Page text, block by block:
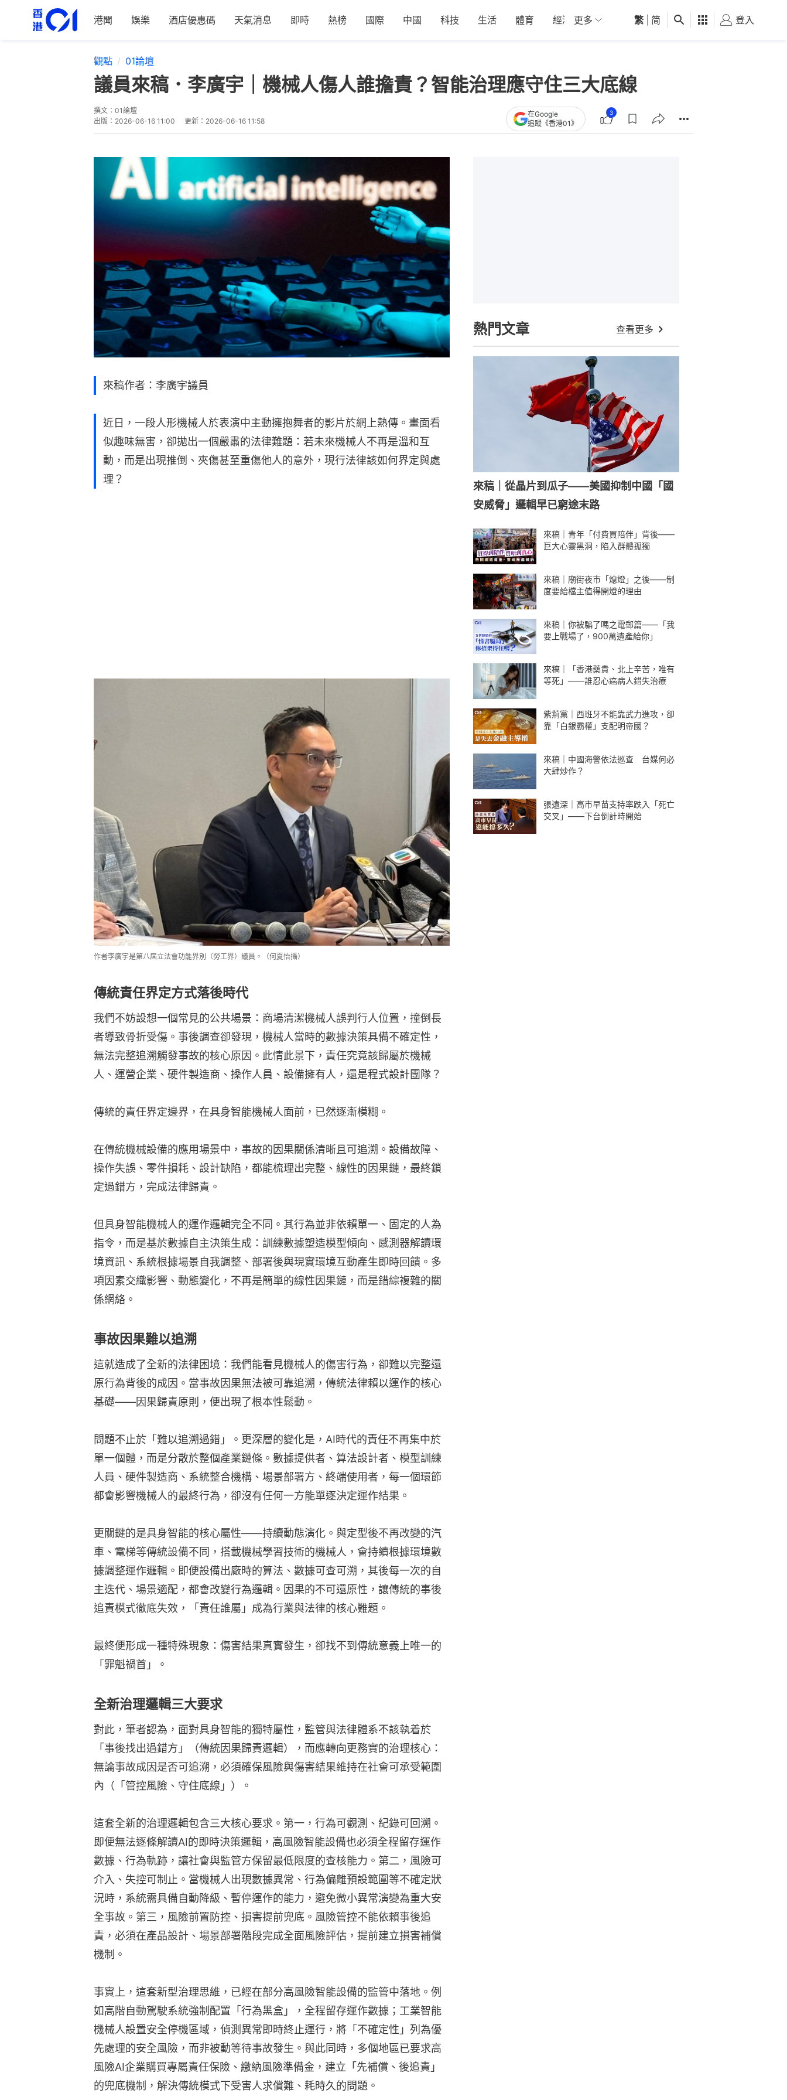
港聞 娛樂 酒店優惠碼 天氣消息 即時 熱榜 國際 中國 科技 生活 體育 經濟 01深圳 觀點 健康 好食玩飛
更多 繁 简 登入
觀點 01論壇
議員來稿．李廣宇｜機械人傷人誰擔責？智能治理應守住三大底線
撰文： 01論壇
出版： 2026-06-16 11:00 更新： 2026-06-16 11:58
在Google
追蹤《香港01》
3
來稿作者：李廣宇議員
近日，一段人形機械人於表演中主動擁抱舞者的影片於網上熱傳。畫面看
似趣味無害，卻拋出一個嚴肅的法律難題：若未來機械人不再是溫和互
動，而是出現推倒、夾傷甚至重傷他人的意外，現行法律該如何界定與處
理？
作者李廣宇是第八屆立法會功能界別（勞工界）議員。（何夏怡攝）
傳統責任界定方式落後時代
我們不妨設想一個常見的公共場景：商場清潔機械人誤判行人位置，撞倒長
者導致骨折受傷。事後調查卻發現，機械人當時的數據決策具備不確定性，
無法完整追溯觸發事故的核心原因。此情此景下，責任究竟該歸屬於機械
人、運營企業、硬件製造商、操作人員、設備擁有人，還是程式設計團隊？
傳統的責任界定邊界，在具身智能機械人面前，已然逐漸模糊。
在傳統機械設備的應用場景中，事故的因果關係清晰且可追溯。設備故障、
操作失誤、零件損耗、設計缺陷，都能梳理出完整、線性的因果鏈，最終鎖
定過錯方，完成法律歸責。
但具身智能機械人的運作邏輯完全不同。其行為並非依賴單一、固定的人為
指令，而是基於數據自主決策生成：訓練數據塑造模型傾向、感測器解讀環
境資訊、系統根據場景自我調整、部署後與現實環境互動產生即時回饋。多
項因素交織影響、動態變化，不再是簡單的線性因果鏈，而是錯綜複雜的關
係網絡。
事故因果難以追溯
這就造成了全新的法律困境：我們能看見機械人的傷害行為，卻難以完整還
原行為背後的成因。當事故因果無法被可靠追溯，傳統法律賴以運作的核心
基礎——因果歸責原則，便出現了根本性鬆動。
問題不止於「難以追溯過錯」。更深層的變化是，AI時代的責任不再集中於
單一個體，而是分散於整個產業鏈條。數據提供者、算法設計者、模型訓練
人員、硬件製造商、系統整合機構、場景部署方、終端使用者，每一個環節
都會影響機械人的最終行為，卻沒有任何一方能單逐決定運作結果。
更關鍵的是具身智能的核心屬性——持續動態演化。與定型後不再改變的汽
車、電梯等傳統設備不同，搭載機械學習技術的機械人，會持續根據環境數
據調整運作邏輯。即便設備出廠時的算法、數據可查可溯，其後每一次的自
主迭代、場景適配，都會改變行為邏輯。因果的不可還原性，讓傳統的事後
追責模式徹底失效，「責任誰屬」成為行業與法律的核心難題。
最終便形成一種特殊現象：傷害結果真實發生，卻找不到傳統意義上唯一的
「罪魁禍首」。
全新治理邏輯三大要求
對此，筆者認為，面對具身智能的獨特屬性，監管與法律體系不該執着於
「事後找出過錯方」（傳統因果歸責邏輯），而應轉向更務實的治理核心：
無論事故成因是否可追溯，必須確保風險與傷害結果維持在社會可承受範圍
內（「管控風險、守住底線」）。
這套全新的治理邏輯包含三大核心要求。第一，行為可觀測、紀錄可回溯。
即便無法逐條解讀AI的即時決策邏輯，高風險智能設備也必須全程留存運作
數據、行為軌跡，讓社會與監管方保留最低限度的查核能力。第二，風險可
介入、失控可制止。當機械人出現數據異常、行為偏離預設範圍等不確定狀
況時，系統需具備自動降級、暫停運作的能力，避免微小異常演變為重大安
全事故。第三，風險前置防控、損害提前兜底。風險管控不能依賴事後追
責，必須在產品設計、場景部署階段完成全面風險評估，提前建立損害補償
機制。
事實上，這套新型治理思維，已經在部分高風險智能設備的監管中落地。例
如高階自動駕駛系統強制配置「行為黑盒」，全程留存運作數據；工業智能
機械人設置安全停機區域，偵測異常即時終止運行，將「不確定性」列為優
先處理的安全風險，而非被動等待事故發生。與此同時，多個地區已要求高
風險AI企業購買專屬責任保險、繳納風險準備金，建立「先補償、後追責」
的兜底機制，解決傳統模式下受害人求償難、耗時久的問題。
熱門文章 查看更多
來稿｜從晶片到瓜子——美國抑制中國「國
安威脅」邏輯早已窮途末路
來稿｜青年「付費買陪伴」背後——
巨大心靈黑洞，陷入群體孤獨
來稿｜廟街夜市「熄燈」之後——制
度要給檔主值得開燈的理由
來稿｜你被騙了嗎之電郵篇——「我
要上戰場了，900萬遺產給你」
來稿｜「香港藥貴、北上辛苦，唯有
等死」——誰忍心癌病人錯失治療
紫荊黨｜西班牙不能靠武力進攻，卻
靠「白銀霸權」支配明帝國？
來稿｜中國海警依法巡查 台媒何必
大肆炒作？
張遠深｜高市早苗支持率跌入「死亡
交叉」——下台倒計時開始